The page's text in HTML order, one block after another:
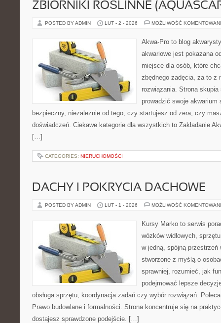
ZBIORNIKI ROŚLINNE
POSTED BY ADMIN LUT - 2 - 2026 MOŻLIWOŚĆ
Akwa-Pro to blog
akwariowe jest pokazana
miejsce dla osób, które
zbędnego zadęcia, za to z
rozwiązania. Strona
prowadzić swoje akwarium
bezpieczny, niezależnie od tego, czy startujesz od zera, czy
doświadczeń. Ciekawe kategorie dla wszystkich to Zakładanie
[…]
CATEGORIES: NIERUCHOMOŚCI
DACHY I POKRYCIA DACHOWE
POSTED BY ADMIN LUT - 1 - 2026 MOŻLIWOŚĆ
Kursy Marko to serwis
wózków widłowych,
w jedną, spójną przestrzeń
stworzone z myślą o
sprawniej, rozumieć, jak
podejmować lepsze
obsługa sprzętu, koordynacja zadań czy wybór rozwiązań.
Prawo budowlane i formalności. Strona koncentruje się na
dostajesz sprawdzone podejście. […]